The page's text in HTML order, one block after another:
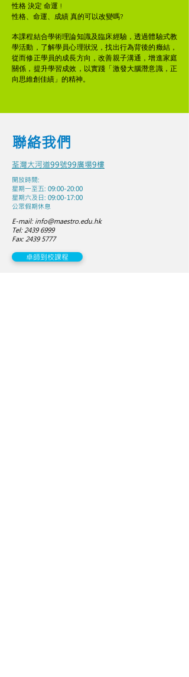
性格 決定 命運 !​
性格、命運、成績 真的可以改變嗎?
本課程結合學術理論知識及臨床經驗，透過體驗式教
學活動，了解學員心理狀況，找出行為背後的癥結，
從而修正學員的成長方向，改善親子溝通，增進家庭
關係，提升學習成效，以實踐「激發大腦潛意識，正
向思維創佳績」的精神。
聯絡我們
荃灣大河道99號99廣場9樓
開放時間:
星期一至五: 09:00-20:00
星期六及日: 09:00-17:00
​公眾假期休息
E-mail: info@maestro.edu.hk
Tel: 2439 6999
Fax: 2439 5777
卓師到校課程